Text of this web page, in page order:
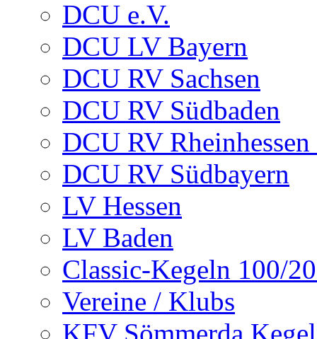
DCU e.V.
DCU LV Bayern
DCU RV Sachsen
DCU RV Südbaden
DCU RV
DCU RV Südbayern
LV Hessen
LV Baden
Classic-Kegeln 100/
Vereine / Klubs
KFV Sömmerda